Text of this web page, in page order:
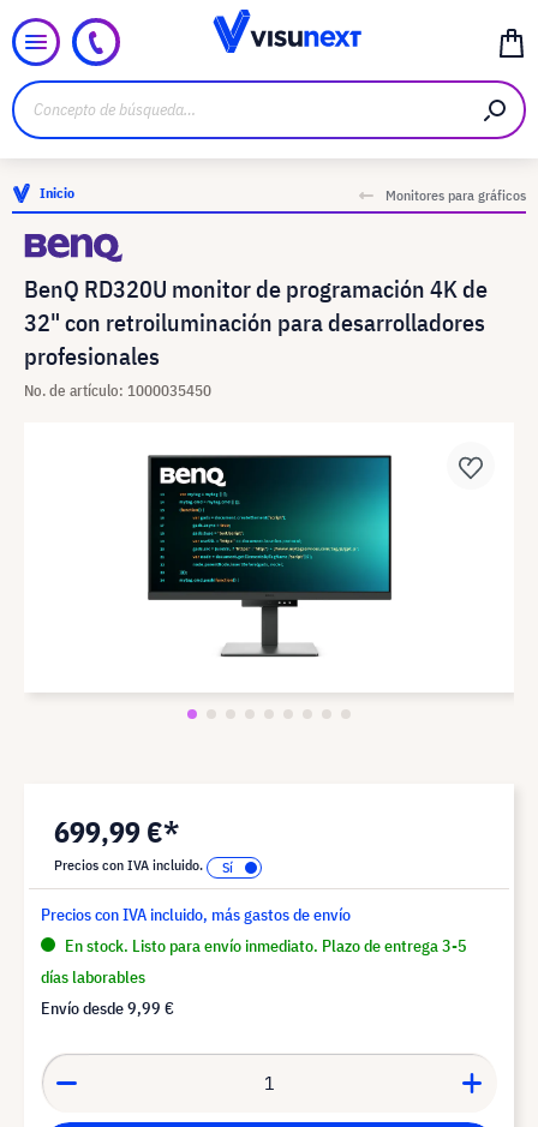
Inicio Monitores para gráficos
BenQ RD320U monitor de programación 4K de
32" con retroiluminación para desarrolladores
profesionales
No. de artículo: 1000035450
699,99 €*
Precios con IVA incluido.
Precios con IVA incluido, más gastos de envío
En stock. Listo para envío inmediato. Plazo de entrega 3-5
días laborables
Envío desde9,99 €